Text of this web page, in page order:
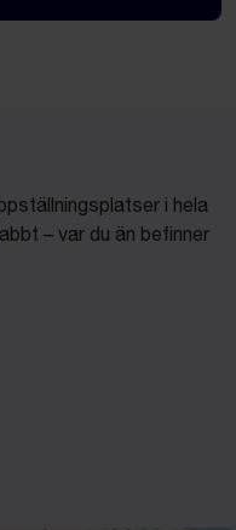
i hela
– var du än befinner